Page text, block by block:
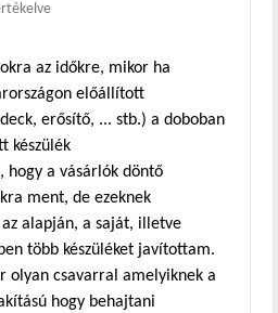
az időkre, mikor ha
előállított
erősítő, ... stb.) a doboban
készülék
hogy a vásárlók döntő
ment, de ezeknek
alapján, a saját, illetve
több készüléket javítottam.
olyan csavarral amelyiknek a
hogy behajtani